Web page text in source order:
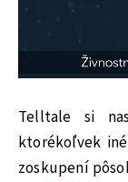
Telltale si
ktorékoľvek
zoskupení